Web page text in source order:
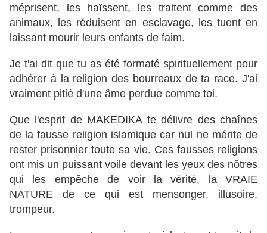
méprisent, les haïssent, les traitent comme des
animaux, les réduisent en esclavage, les tuent en
laissant mourir leurs enfants de faim.
Je t'ai dit que tu as été formaté spirituellement pour
adhérer à la religion des bourreaux de ta race. J'ai
vraiment pitié d'une âme perdue comme toi.
Que l'esprit de MAKEDIKA te délivre des chaînes
de la fausse religion islamique car nul ne mérite de
rester prisonnier toute sa vie. Ces fausses religions
ont mis un puissant voile devant les yeux des nôtres
qui les empêche de voir la vérité, la VRAIE
NATURE de ce qui est mensonger, illusoire,
trompeur.